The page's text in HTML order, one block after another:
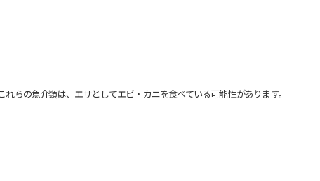
らの魚介類は、エサとしてエビ・カニを食べている可能性があります。